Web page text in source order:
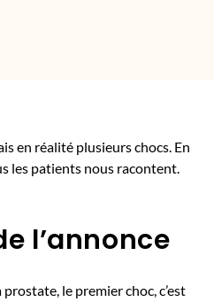
en réalité plusieurs chocs. En
les patients nous racontent.
l’annonce
le premier choc, c’est